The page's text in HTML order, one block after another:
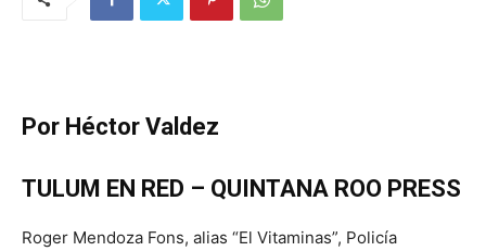
Por Héctor Valdez
TULUM EN RED – QUINTANA ROO PRESS
Roger Mendoza Fons, alias “El Vitaminas”, Policía